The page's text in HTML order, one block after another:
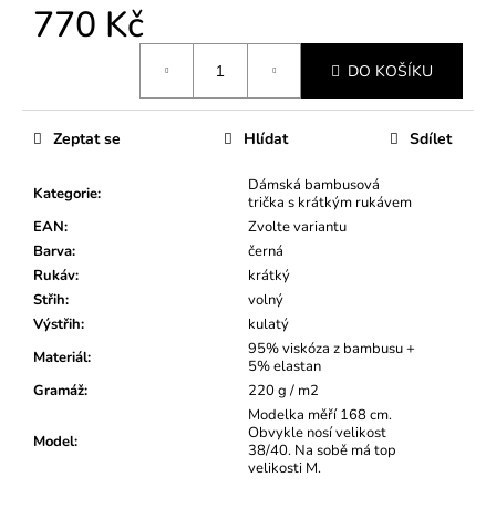
770 Kč
DO KOŠÍKU
Kategorie:
Dámská bambusová
trička s krátkým rukávem
EAN:
Zvolte variantu
Barva:
černá
Rukáv:
krátký
Střih:
volný
Výstřih:
kulatý
Materiál:
95% viskóza z bambusu +
5% elastan
Gramáž: 220 g / m2
Model:
Modelka měří 168 cm.
Obvykle nosí velikost
38/40. Na sobě má top
velikosti M.
Zeptat se Hlídat Sdílet